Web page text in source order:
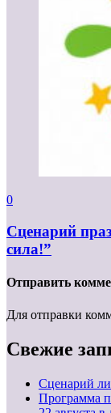
0
Сценарий
сила!”
Отправить
Для отправки
Свежие
Cценарий
Программа